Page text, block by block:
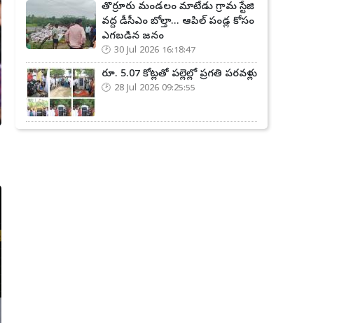
తొర్రూరు మండలం మాటేడు గ్రామ స్టేజి
వద్ద డీసీఎం బోల్తా... ఆపిల్ పండ్ల కోసం
ఎగబడిన జనం
30 Jul 2026 16:18:47
రూ. 5.07 కోట్లతో పల్లెల్లో ప్రగతి పరవళ్లు
28 Jul 2026 09:25:55